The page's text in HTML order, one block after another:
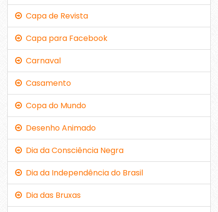
Capa de Revista
Capa para Facebook
Carnaval
Casamento
Copa do Mundo
Desenho Animado
Dia da Consciência Negra
Dia da Independência do Brasil
Dia das Bruxas